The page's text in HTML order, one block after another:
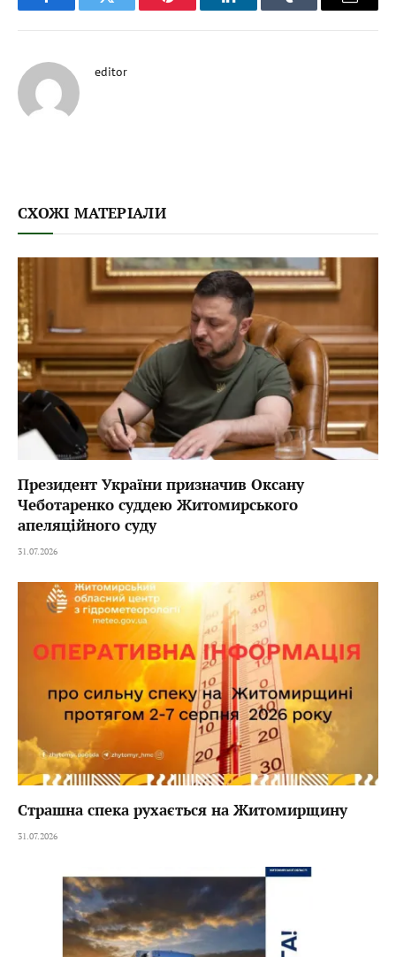
FacebookTwitter Pinterest LinkedInTumblr Email
editor
СХОЖІ МАТЕРІАЛИ
Президент України призначив Оксану
Чеботаренко суддею Житомирського
апеляційного суду
31.07.2026
Страшна спека рухається на Житомирщину
31.07.2026